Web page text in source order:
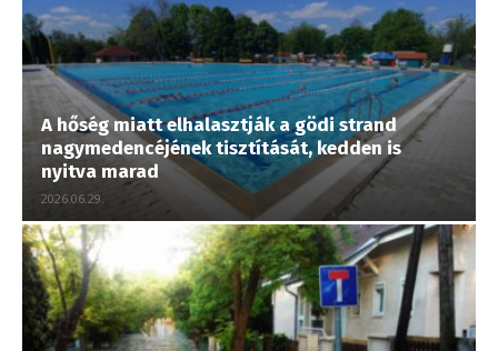
A hőség miatt elhalasztják a gödi strand
nagymedencéjének tisztítását, kedden is
nyitva marad
2026.06.29.